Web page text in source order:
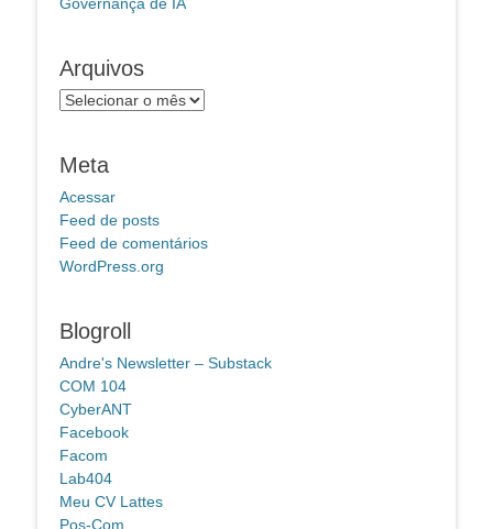
Arquivos
Arquivos
Meta
Acessar
Feed de posts
Feed de comentários
WordPress.org
Blogroll
Andre's Newsletter – Substack
COM 104
CyberANT
Facebook
Facom
Lab404
Meu CV Lattes
Pos-Com